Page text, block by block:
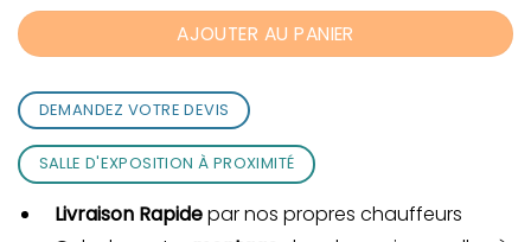
AJOUTER AU PANIER
DEMANDEZ VOTRE DEVIS
SALLE D'EXPOSITION À PROXIMITÉ
Livraison Rapidepar nos propres chauffeurs